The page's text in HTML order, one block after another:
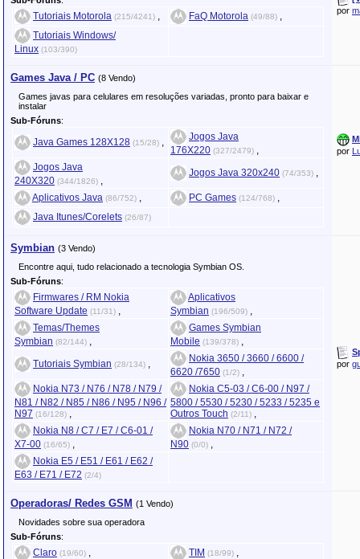
Tutoriais Motorola (215/4241) FaQ Motorola (49/88)
Tutoriais Windows/
Linux (103/390)
por
Games Java / PC (8 Vendo)
Games javas para celulares em resoluções variadas, pronto para baixar e
instalar
Sub-Fóruns:
Java Games 128X128 (15/28)
Jogos Java
176X220 (327/2479) ,
Jogos Java
240X320 (344/1826) ,
Jogos Java 320x240 (74/353)
Aplicativos Java (86/752) PC Games (124/768)
Java Itunes/Corelets (26/87)
por
Symbian (3 Vendo)
Encontre aqui, tudo relacionado a tecnologia Symbian OS.
Sub-Fóruns:
Firmwares / RM Nokia
Software Update (11/31) ,
Aplicativos
Symbian (196/509) ,
Temas/Themes
Symbian (82/144) ,
Games Symbian
Mobile (139/378) ,
Tutoriais Symbian (28/134)
Nokia 3650 / 3660 / 6600 /
6620 /7650 (1/2) ,
Nokia N73 / N76 / N78 / N79 /
N81 / N82 / N85 / N86 / N95 / N96 /
N97 (16/128) ,
Nokia C5-03 / C6-00 / N97 /
5800 / 5530 / 5230 / 5233 / 5235 e
Outros Touch (2/11) ,
Nokia N8 / C7 / E7 / C6-01 /
X7-00 (16/65) ,
Nokia N70 / N71 / N72 /
N90 (0/0) ,
Nokia E5 / E51 / E61 / E62 /
E63 / E71 / E72 (2/4)
por
Operadoras/ Redes GSM (1 Vendo)
Novidades sobre sua operadora
Sub-Fóruns:
Claro (19/60) TIM (18/99)